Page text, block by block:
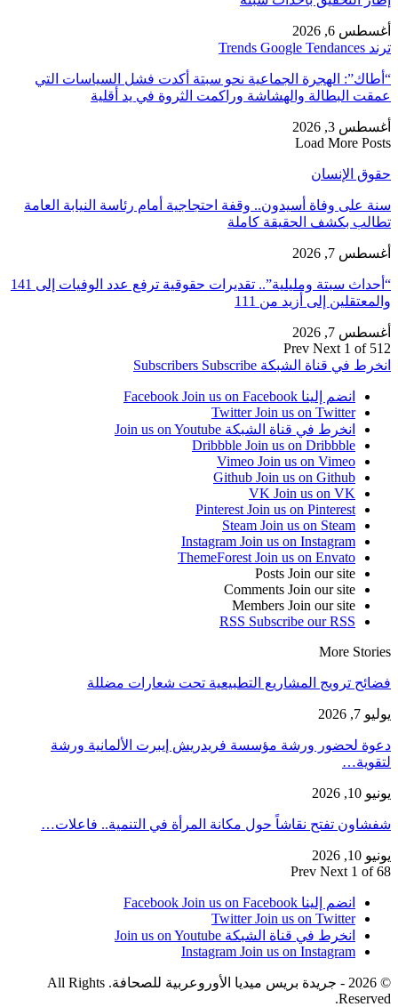
أغسطس 6, 2026
ترند Trends Google Tendances
“أطاك”: الهجرة الجماعية نحو سبتة أكدت فشل السياسات التي
عمقت البطالة والهشاشة وراكمت الثروة في يد أقلية
أغسطس 3, 2026
Load More Posts
حقوق الإنسان
سنة على وفاة أسيدون.. وقفة احتجاجية أمام رئاسة النيابة العامة
تطالب بكشف الحقيقة كاملة
أغسطس 7, 2026
“أحداث سبتة ومليلية”.. تقديرات حقوقية ترفع عدد الوفيات إلى 141
والمعتقلين إلى أزيد من 111
أغسطس 7, 2026
Prev Next 1 of 512
انخرط في قناة الشبكة
Subscribers Subscribe
انضم إلينا Facebook Join us on Facebook
Twitter Join us on Twitter
انخرط في قناة الشبكة Join us on Youtube
Dribbble Join us on Dribbble
Vimeo Join us on Vimeo
Github Join us on Github
VK Join us on VK
Pinterest Join us on Pinterest
Steam Join us on Steam
Instagram Join us on Instagram
ThemeForest Join us on Envato
Posts Join our site
Comments Join our site
Members Join our site
RSS Subscribe our RSS
More Stories
فضائح ترويج المشاريع التطبيعية تحت شعارات مضللة
يوليو 7, 2026
دعوة لحضور ورشة مؤسسة فريدريش إيبرت الألمانية ورشة
لتقوية…
يونيو 10, 2026
شفشاون تفتح نقاشاً حول مكانة المرأة في التنمية.. فاعلات…
يونيو 10, 2026
Prev Next 1 of 68
انضم إلينا Facebook Join us on Facebook
Twitter Join us on Twitter
انخرط في قناة الشبكة Join us on Youtube
Instagram Join us on Instagram
© 2026 - جريدة بريس ميديا الأوروعربية للصحافة. All Rights
Reserved.